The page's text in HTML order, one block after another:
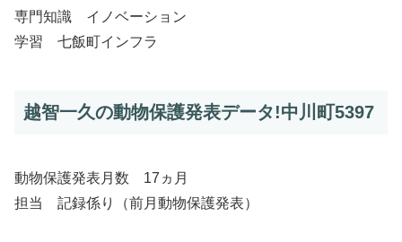
専門知識 イノベーション
学習 七飯町インフラ
越智一久の動物保護発表データ!中川町5397
動物保護発表月数 17ヵ月
担当 記録係り（前月動物保護発表）